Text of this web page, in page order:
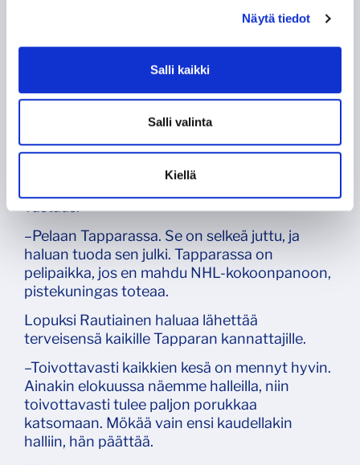
Näytä tiedot
Salli kaikki
Salli valinta
Kiellä
Pistetykki kertoo, että hän pystyy tuomaan
Lightningin kokoonpanoon hyökkäyspään
osaamista ja kiekollista ratkaisukykyä.
Suurimpana kehityskohtana Rautiainen näkee
että salilla tulee vietettyä kesällä paljon aikaa.
Suurta yleisöä on puhuttanut Rautiaisen
pelipaikka tulevalla kaudella, jos
kokoonpanopaikka Lightningista jää
vastaus.
–Pelaan Tapparassa. Se on selkeä juttu, ja
haluan tuoda sen julki. Tapparassa on
pelipaikka, jos en mahdu NHL-kokoonpanoon,
pistekuningas toteaa.
Lopuksi Rautiainen haluaa lähettää
terveisensä kaikille Tapparan kannattajille.
–Toivottavasti kaikkien kesä on mennyt hyvin.
Ainakin elokuussa näemme halleilla, niin
toivottavasti tulee paljon porukkaa
katsomaan. Mökää vain ensi kaudellakin
halliin, hän päättää.